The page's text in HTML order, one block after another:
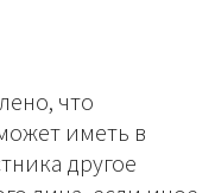
что
иметь в
другое